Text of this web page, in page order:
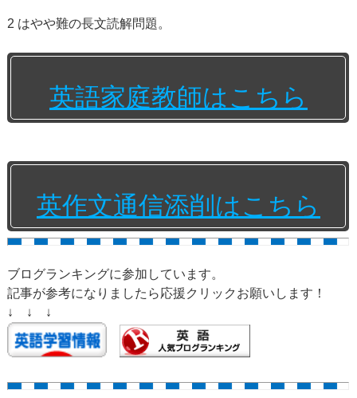
2 はやや難の長文読解問題。
英語家庭教師はこちら
英作文通信添削はこちら
ブログランキングに参加しています。
記事が参考になりましたら応援クリックお願いします！
↓ ↓ ↓